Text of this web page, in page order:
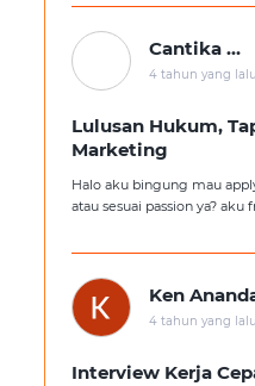
Cantika Putri
4 tahun yang lalu
Lulusan Hukum,
Marketing
Halo aku bingung mau
atau sesuai passion ya? aku
marketing. Ortuku tentu
Ken
4 tahun yang lalu
Interview Kerja